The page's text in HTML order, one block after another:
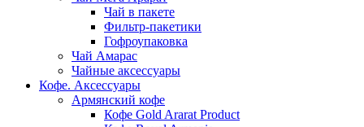
Чай в пакете
Фильтр-пакетики
Гофроупаковка
Чай Амарас
Чайные аксессуары
Кофе. Аксессуары
Армянский кофе
Кофе Gold Ararat Product